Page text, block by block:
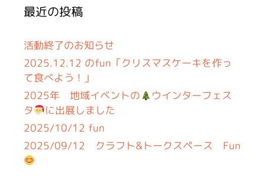
最近の投稿
活動終了のお知らせ
2025.12.12 のfun「クリスマスケーキを作っ
て食べよう！」
2025年 地域イベントの
ウインターフェス
タ
に出展しました
2025/10/12 fun
2025/09/12 クラフト&トークスペース Fun